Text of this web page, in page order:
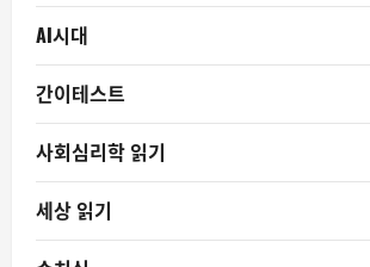
AI시대
간이테스트
사회심리학 읽기
세상 읽기